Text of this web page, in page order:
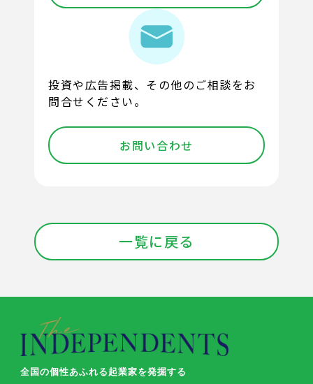
投資や広告掲載、その他のご相談をお
問合せください。
お問い合わせ
一覧に戻る
全国の個性あふれる起業家を発掘する